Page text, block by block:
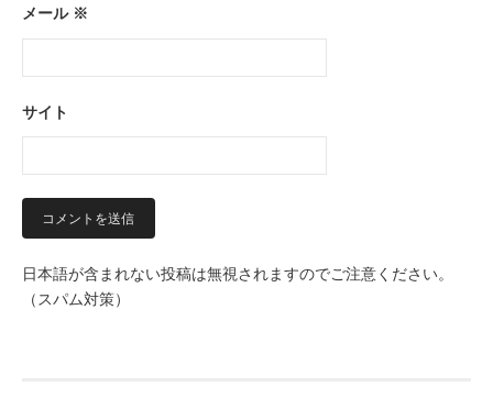
メール ※
サイト
日本語が含まれない投稿は無視されますのでご注意ください。
（スパム対策）